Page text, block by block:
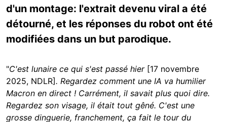
d'un montage: l'extrait devenu viral a été
détourné, et les réponses du robot ont été
modifiées dans un but parodique.
"C'est lunaire ce qui s'est passé hier [17 novembre
2025, NDLR]. Regardez comment une IA va humilier
Macron en direct ! Carrément, il savait plus quoi dire.
Regardez son visage, il était tout gêné. C'est une
grosse dinguerie, franchement, ça fait le tour du